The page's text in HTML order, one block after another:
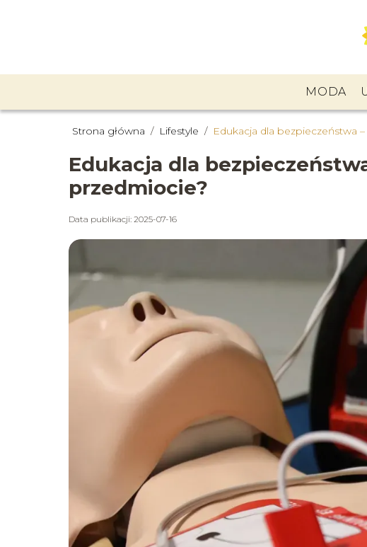
MODA
Strona główna / Lifestyle / Edukacja dla bezpieczeństwa
Edukacja dla
przedmiocie?
Data publikacji: 2025-07-16